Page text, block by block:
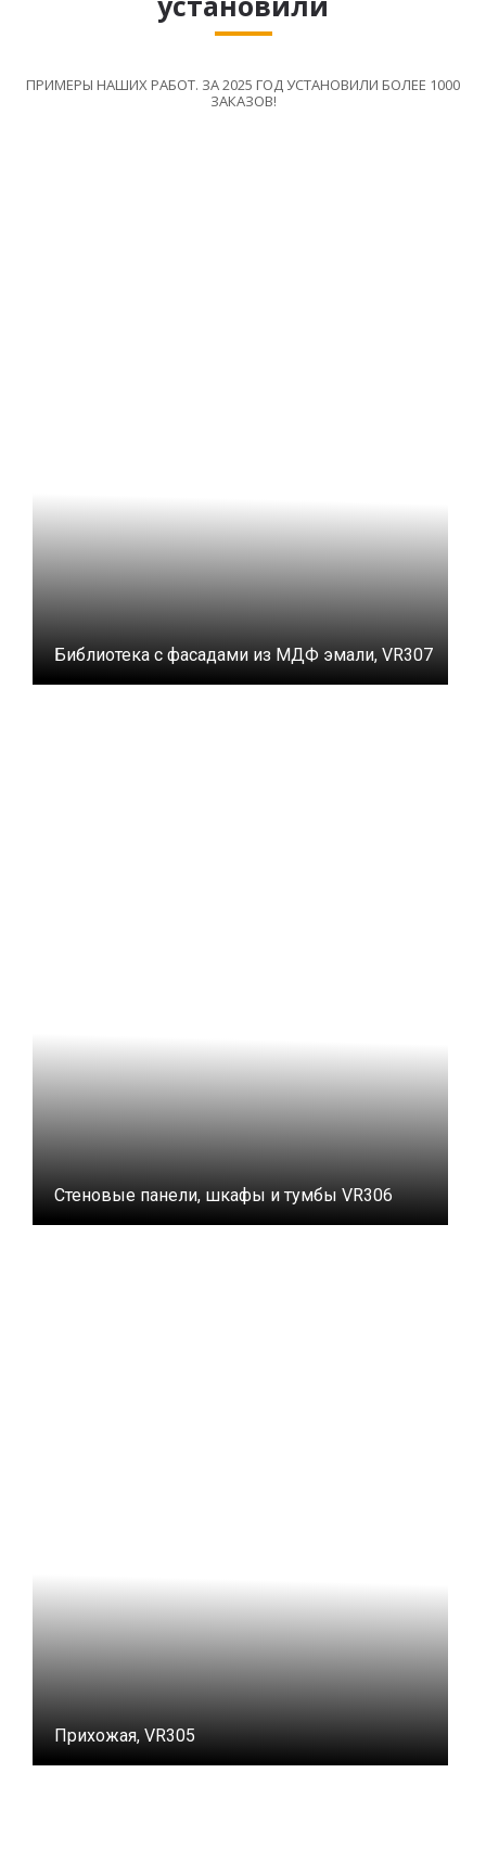
ПРИМЕРЫ НАШИХ РАБОТ. ЗА 2025 ГОД УСТАНОВИЛИ БОЛЕЕ 1000
ЗАКАЗОВ!
Библиотека с фасадами из МДФ эмали, VR307
Стеновые панели, шкафы и тумбы VR306
Прихожая, VR305